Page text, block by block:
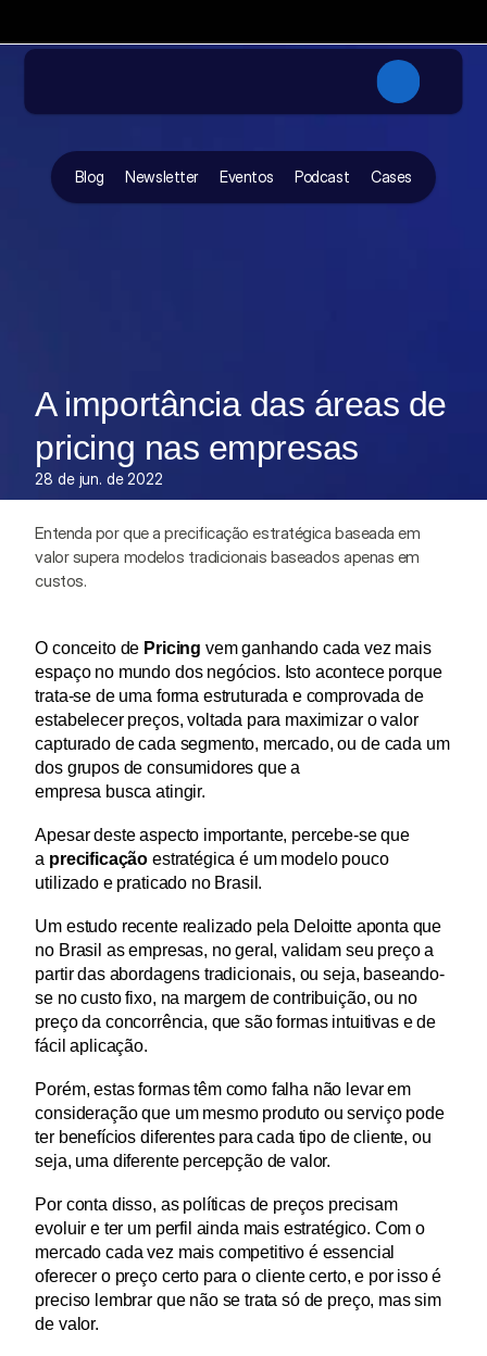
Blog Newsletter Eventos Podcast Cases
A importância das áreas de
pricing nas empresas
28 de jun. de 2022
Entenda por que a precificação estratégica baseada em
valor supera modelos tradicionais baseados apenas em
custos.
O conceito de Pricing vem ganhando cada vez mais
espaço no mundo dos negócios. Isto acontece porque
trata-se de uma forma estruturada e comprovada de
estabelecer preços, voltada para maximizar o valor
capturado de cada segmento, mercado, ou de cada um
dos grupos de consumidores que a
empresa busca atingir.
Apesar deste aspecto importante, percebe-se que
a precificação estratégica é um modelo pouco
utilizado e praticado no Brasil.
Um estudo recente realizado pela Deloitte aponta que
no Brasil as empresas, no geral, validam seu preço a
partir das abordagens tradicionais, ou seja, baseando-
se no custo fixo, na margem de contribuição, ou no
preço da concorrência, que são formas intuitivas e de
fácil aplicação.
Porém, estas formas têm como falha não levar em
consideração que um mesmo produto ou serviço pode
ter benefícios diferentes para cada tipo de cliente, ou
seja, uma diferente percepção de valor.
Por conta disso, as políticas de preços precisam
evoluir e ter um perfil ainda mais estratégico. Com o
mercado cada vez mais competitivo é essencial
oferecer o preço certo para o cliente certo, e por isso é
preciso lembrar que não se trata só de preço, mas sim
de valor.